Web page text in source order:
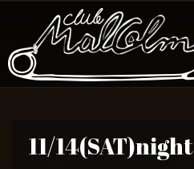
11/14(SAT)night